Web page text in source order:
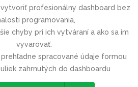
profesionálny dashboard bez
programovania,
chyby pri ich vytváraní a ako sa im
vyvarovať.
spracované údaje formou
zahrnutých do dashboardu